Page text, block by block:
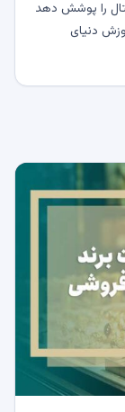
را پوشش دهد
دنیای